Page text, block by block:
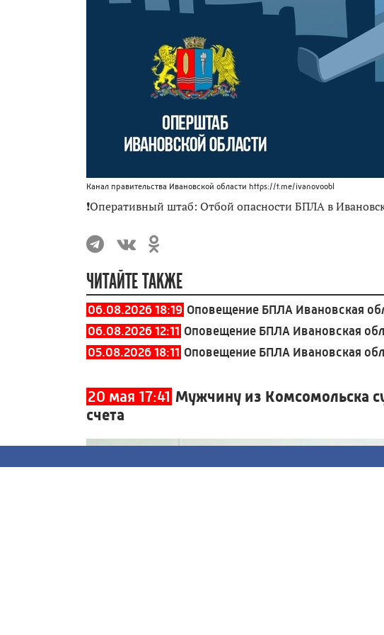
Канал правительства Ивановской области https://t.me/ivanovoobl
❗Оперативный штаб: Отбой опасности БПЛА в
ЧИТАЙТЕ ТАКЖЕ
06.08.2026 18:19 Оповещение БПЛА Ивановская
06.08.2026 12:11 Оповещение БПЛА Ивановская
05.08.2026 18:11 Оповещение БПЛА Ивановская
20 мая 17:41 Мужчину из Комсомольска
счета